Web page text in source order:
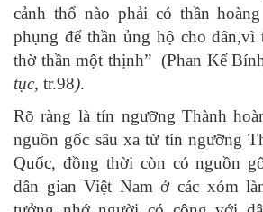
cảnh thổ nào phải có thần
phụng để thần ủng hộ cho dân,vì
thờ thần một thịnh” (Phan Kế
tục, tr.98).
Rõ ràng là tín ngưỡng Thành
nguồn gốc sâu xa từ tín ngưỡng
Quốc, đồng thời còn có nguồn
dân gian Việt Nam ở các xóm